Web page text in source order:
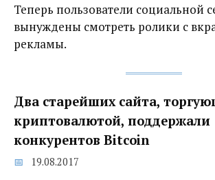
Теперь пользователи социальной
вынуждены смотреть ролики с
рекламы.
Два старейших сайта,
криптовалютой, поддержали
конкурентов Bitcoin
19.08.2017